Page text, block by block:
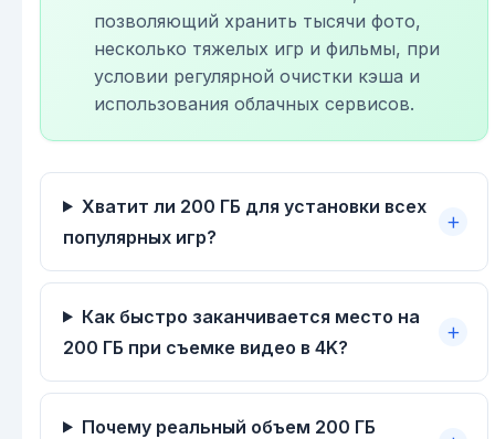
позволяющий хранить тысячи фото,
несколько тяжелых игр и фильмы, при
условии регулярной очистки кэша и
использования облачных сервисов.
Хватит ли 200 ГБ для установки всех
популярных игр?
Как быстро заканчивается место на
200 ГБ при съемке видео в 4K?
Почему реальный объем 200 ГБ